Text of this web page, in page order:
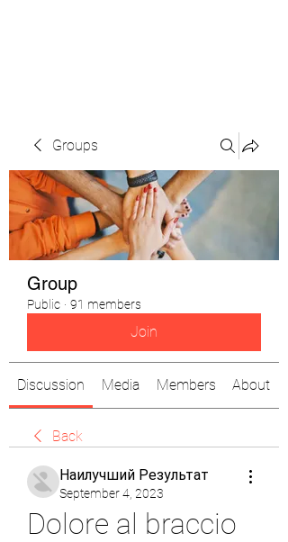
Groups
Group
Public · 91 members
Join
Discussion Media Members About
Back
Наилучший Результат
September 4, 2023
Dolore al braccio